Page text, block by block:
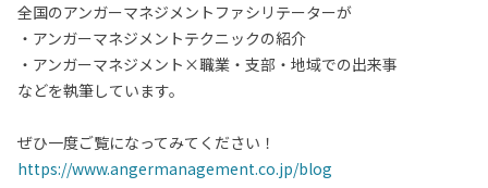
全国のアンガーマネジメントファシリテーターが
・アンガーマネジメントテクニックの紹介
・アンガーマネジメント×職業・支部・地域での出来事
などを執筆しています。
ぜひ一度ご覧になってみてください！
https://www.angermanagement.co.jp/blog